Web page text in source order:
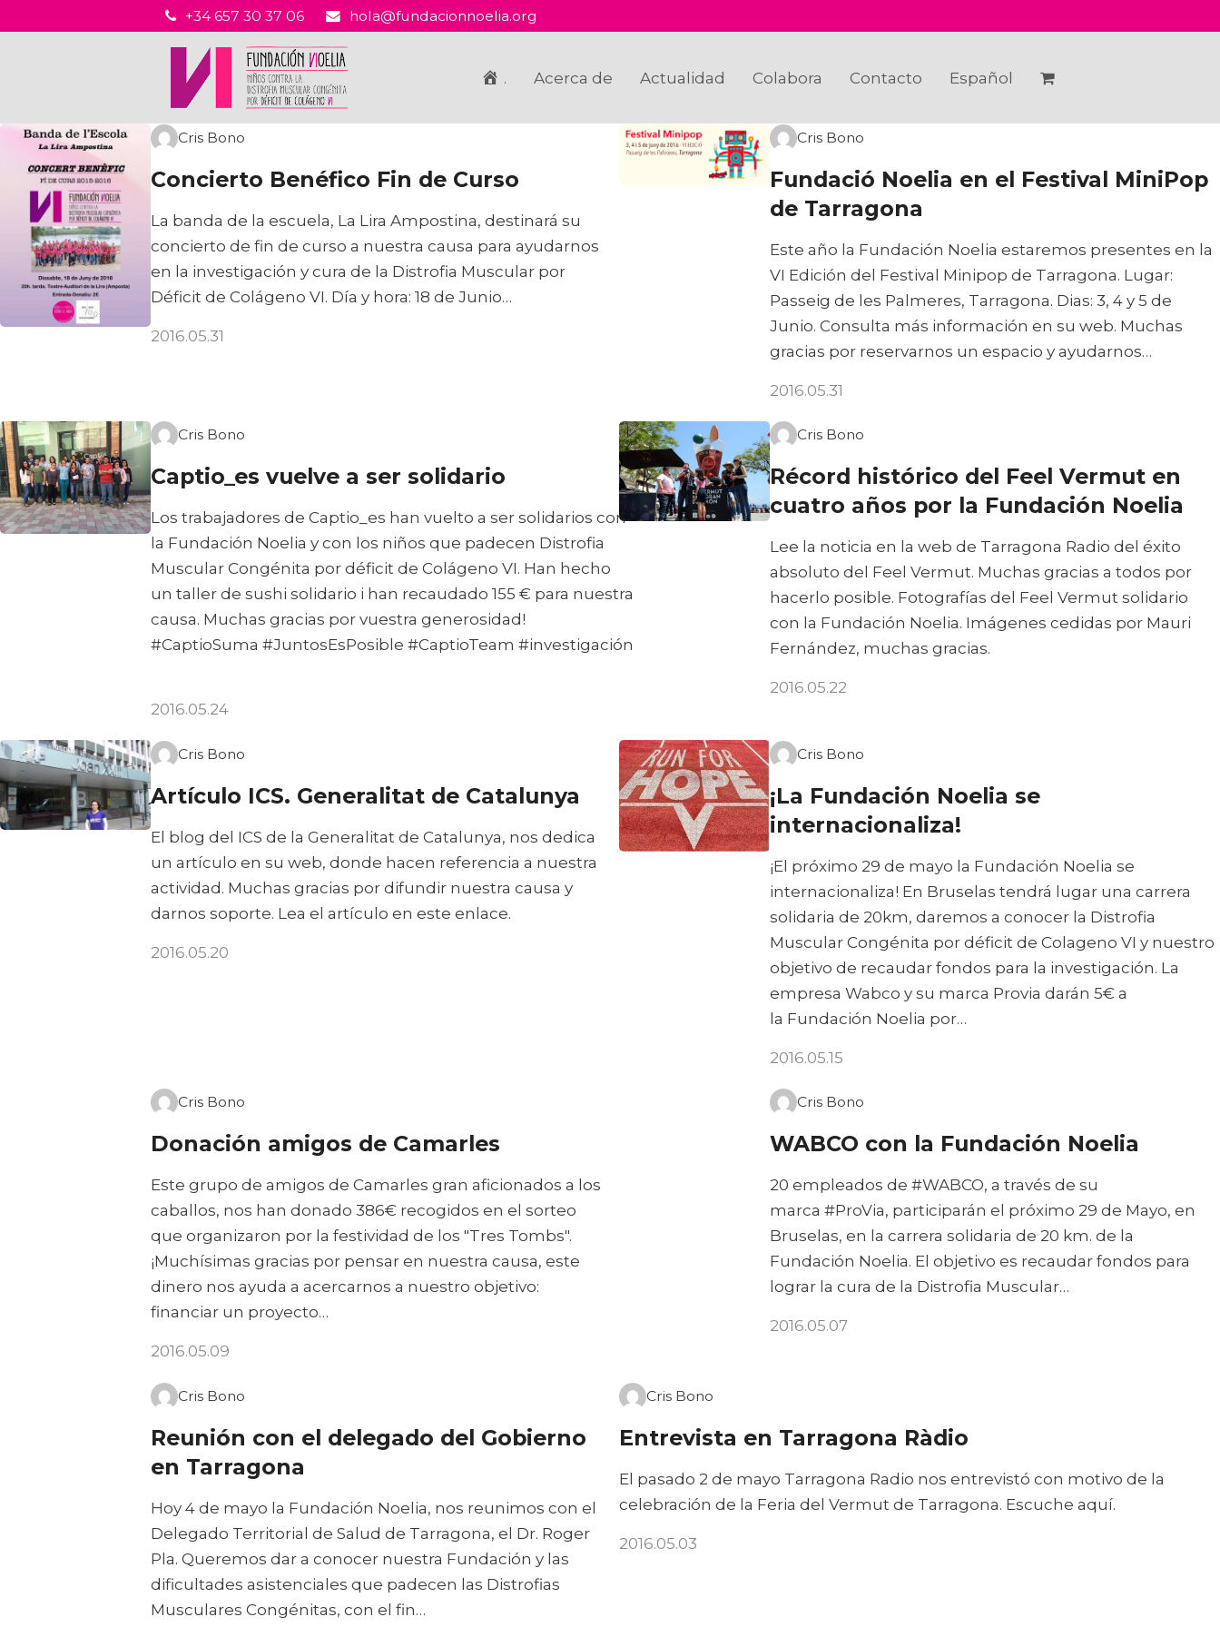
+34 657 30 37 06 hola@fundacionnoelia.org
. Acerca de Actualidad Colabora Contacto Español
Cris Bono
Concierto Benéfico Fin de Curso
La banda de la escuela, La Lira Ampostina, destinará su
concierto de fin de curso a nuestra causa para ayudarnos
en la investigación y cura de la Distrofia Muscular por
Déficit de Colágeno VI. Día y hora: 18 de Junio…
2016.05.31
Cris Bono
Fundació Noelia en el Festival MiniPop
de Tarragona
Este año la Fundación Noelia estaremos presentes en la
VI Edición del Festival Minipop de Tarragona. Lugar:
Passeig de les Palmeres, Tarragona. Dias: 3, 4 y 5 de
Junio. Consulta más información en su web. Muchas
gracias por reservarnos un espacio y ayudarnos…
2016.05.31
Cris Bono
Captio_es vuelve a ser solidario
Los trabajadores de Captio_es han vuelto a ser solidarios con
la Fundación Noelia y con los niños que padecen Distrofia
Muscular Congénita por déficit de Colágeno VI. Han hecho
un taller de sushi solidario i han recaudado 155 € para nuestra
causa. Muchas gracias por vuestra generosidad!
#CaptioSuma #‎JuntosEsPosible #CaptioTeam #‎investigación
2016.05.24
Cris Bono
Récord histórico del Feel Vermut en
cuatro años por la Fundación Noelia
Lee la noticia en la web de Tarragona Radio del éxito
absoluto del Feel Vermut. Muchas gracias a todos por
hacerlo posible. Fotografías del Feel Vermut solidario
con la Fundación Noelia. Imágenes cedidas por Mauri
Fernández, muchas gracias.
2016.05.22
Cris Bono
Artículo ICS. Generalitat de Catalunya
El blog del ICS de la Generalitat de Catalunya, nos dedica
un artículo en su web, donde hacen referencia a nuestra
actividad. Muchas gracias por difundir nuestra causa y
darnos soporte. Lea el artículo en este enlace.
2016.05.20
Cris Bono
¡La Fundación Noelia se
internacionaliza!
¡El próximo 29 de mayo la Fundación Noelia se
internacionaliza! En Bruselas tendrá lugar una carrera
solidaria de 20km, daremos a conocer la Distrofia
Muscular Congénita por déficit de Colageno VI y nuestro
objetivo de recaudar fondos para la investigación. La
empresa ‪Wabco‬ y su marca ‪Provia‬ darán 5€ a
la Fundación Noelia por…
2016.05.15
Cris Bono
Donación amigos de Camarles
Este grupo de amigos de Camarles gran aficionados a los
caballos, nos han donado 386€ recogidos en el sorteo
que organizaron por la festividad de los "Tres Tombs".
¡Muchísimas gracias por pensar en nuestra causa, este
dinero nos ayuda a acercarnos a nuestro objetivo:
financiar un proyecto…
2016.05.09
Cris Bono
WABCO con la Fundación Noelia
20 empleados de ‪#‎WABCO‬, a través de su
marca ‪#‎ProVia‬, participarán el próximo 29 de Mayo, en
Bruselas, en la carrera solidaria de 20 km. de la
Fundación Noelia. El objetivo es recaudar fondos para
lograr la cura de la Distrofia Muscular…
2016.05.07
Cris Bono
Reunión con el delegado del Gobierno
en Tarragona
Hoy 4 de mayo la Fundación Noelia, nos reunimos con el
Delegado Territorial de Salud de Tarragona, el Dr. Roger
Pla. Queremos dar a conocer nuestra Fundación y las
dificultades asistenciales que padecen las Distrofias
Musculares Congénitas, con el fin…
Cris Bono
Entrevista en Tarragona Ràdio
El pasado 2 de mayo Tarragona Radio nos entrevistó con motivo de la
celebración de la Feria del Vermut de Tarragona. Escuche aquí.
2016.05.03